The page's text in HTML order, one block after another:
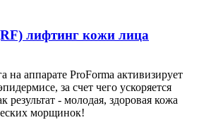
лифтинг кожи лица
на аппарате ProForma активизирует
за счет чего ускоряется
результат - молодая, здоровая кожа
морщинок!